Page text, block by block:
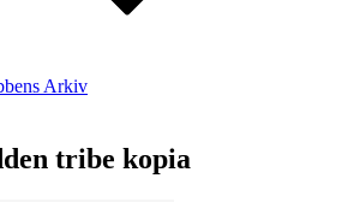
Arkiv
tribe kopia